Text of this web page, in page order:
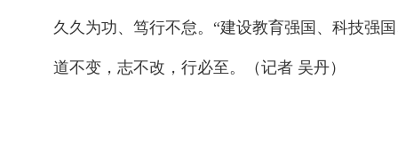
久久为功、笃行不怠。“建设教育强国、科技强
道不变，志不改，行必至。（记者 吴丹）